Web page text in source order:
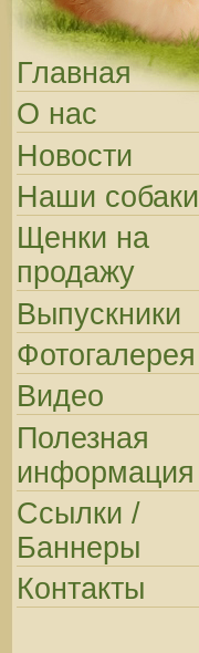
Главная
О нас
Новости
Наши собаки
Щенки на
продажу
Выпускники
Фотогалерея
Видео
Полезная
информация
Ссылки /
Баннеры
Контакты